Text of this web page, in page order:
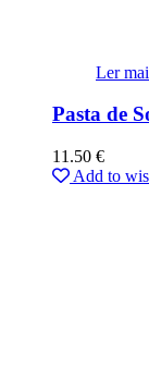
Ler
Pasta de
11.50 €
Add to